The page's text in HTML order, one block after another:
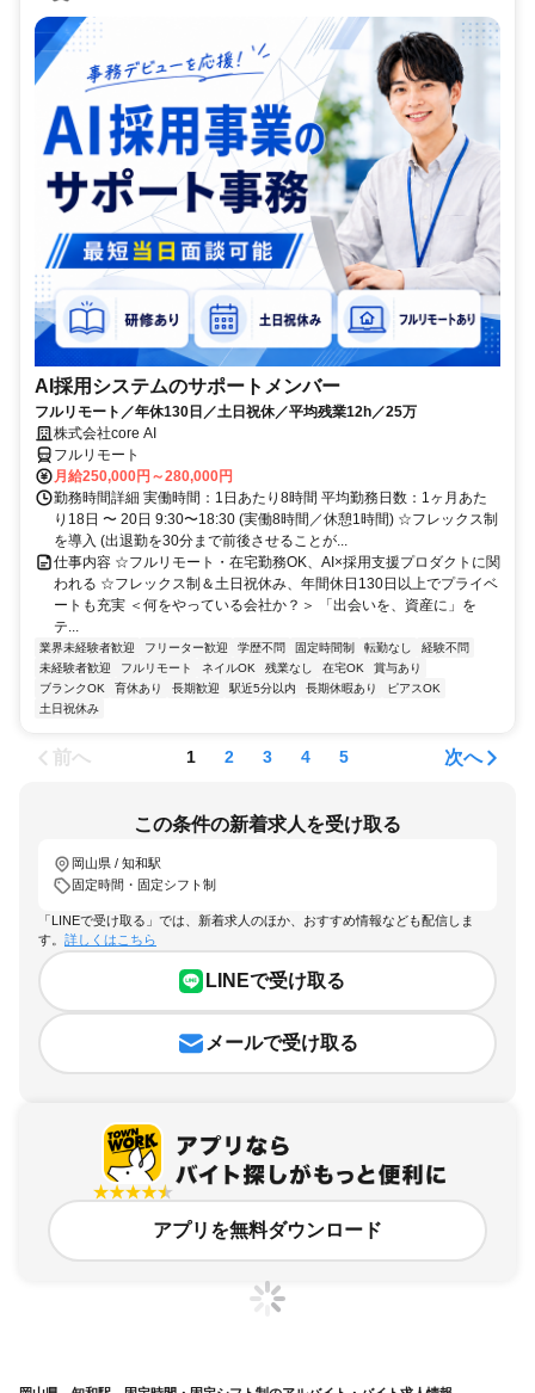
AI採用システムのサポートメンバー
フルリモート／年休130日／土日祝休／平均残業12h／25万
株式会社core AI
フルリモート
月給250,000円～280,000円
勤務時間詳細 実働時間：1日あたり8時間 平均勤務日数：1ヶ月あた
り18日 〜 20日 9:30〜18:30 (実働8時間／休憩1時間) ☆フレックス制
を導入 (出退勤を30分まで前後させることが...
仕事内容 ☆フルリモート・在宅勤務OK、AI×採用支援プロダクトに関
われる ☆フレックス制＆土日祝休み、年間休日130日以上でプライベ
ートも充実 ＜何をやっている会社か？＞ 「出会いを、資産に」を
テ...
業界未経験者歓迎 フリーター歓迎 学歴不問 固定時間制 転勤なし
経験不問
未経験者歓迎
フルリモート ネイルOK 残業なし 在宅OK
賞与あり
ブランクOK
育休あり 長期歓迎 駅近5分以内 長期休暇あり
ピアスOK
土日祝休み
前へ 1 2 3 4 5 次へ
この条件の新着求人を受け取る
岡山県 / 知和駅
固定時間・固定シフト制
「LINEで受け取る」では、新着求人のほか、おすすめ情報なども配信しま
す。 詳しくはこちら
LINEで受け取る
メールで受け取る
アプリを無料ダウンロード